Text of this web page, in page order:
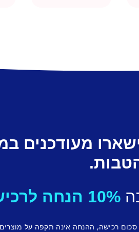
מעודכנים
10% הנחה לרכישה ראשונה.
רכישה, ההנחה אינה תקפה על